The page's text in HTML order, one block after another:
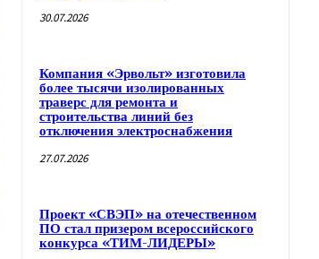
30.07.2026
Компания «Эрвольт» изготовила
более тысячи изолированных
траверс для ремонта и
строительства линий без
отключения электроснабжения
27.07.2026
Проект «СВЭП» на отечественном
ПО стал призером всероссийского
конкурса «ТИМ-ЛИДЕРЫ»